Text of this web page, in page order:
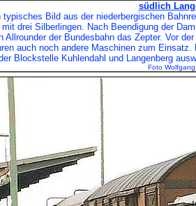
südlich
typisches Bild aus der niederbergischen
drei Silberlingen. Nach Beendigung der
Allrounder der Bundesbahn das Zepter. Vor
auch noch andere Maschinen zum
Blockstelle Kuhlendahl und Langenberg
Foto